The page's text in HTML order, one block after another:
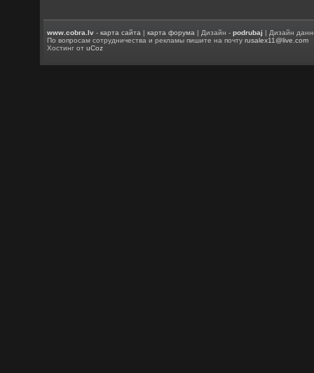
www.cobra.lv -карта сайта |карта форума | Дизайн -podrubaj | Дизайн
По вопросам сотрудничества и рекламы пишите на почтуrusalex11@live.com
Хостинг отuCoz